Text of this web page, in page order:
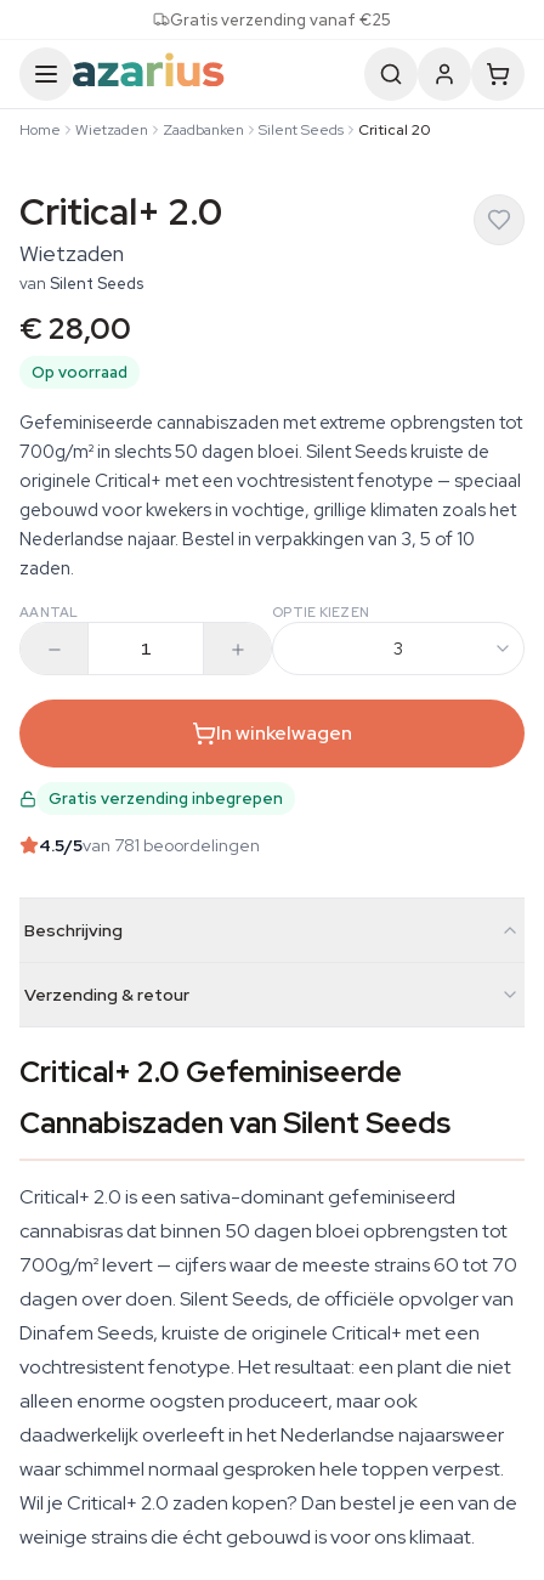
Gratis verzending vanaf €25
Home Wietzaden Zaadbanken Silent Seeds Critical 20
Critical+ 2.0
Wietzaden
van Silent Seeds
€ 28,00
Op voorraad
Gefeminiseerde cannabiszaden met extreme opbrengsten tot
700g/m² in slechts 50 dagen bloei. Silent Seeds kruiste de
originele Critical+ met een vochtresistent fenotype — speciaal
gebouwd voor kwekers in vochtige, grillige klimaten zoals het
Nederlandse najaar. Bestel in verpakkingen van 3, 5 of 10
zaden.
AANTAL OPTIE KIEZEN
3
In winkelwagen
Gratis verzending inbegrepen
4.5/5van 781 beoordelingen
Beschrijving
Verzending & retour
Critical+ 2.0 Gefeminiseerde
Cannabiszaden van Silent Seeds
Critical+ 2.0 is een sativa-dominant gefeminiseerd
cannabisras dat binnen 50 dagen bloei opbrengsten tot
700g/m² levert — cijfers waar de meeste strains 60 tot 70
dagen over doen. Silent Seeds, de officiële opvolger van
Dinafem Seeds, kruiste de originele Critical+ met een
vochtresistent fenotype. Het resultaat: een plant die niet
alleen enorme oogsten produceert, maar ook
daadwerkelijk overleeft in het Nederlandse najaarsweer
waar schimmel normaal gesproken hele toppen verpest.
Wil je Critical+ 2.0 zaden kopen? Dan bestel je een van de
weinige strains die écht gebouwd is voor ons klimaat.